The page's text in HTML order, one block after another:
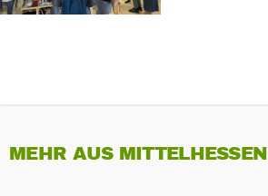
MEHR AUS MITTELHESSEN